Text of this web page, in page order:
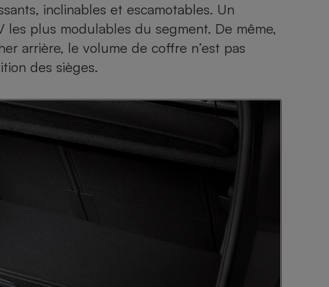
inclinables et escamotables. Un
plus modulables du segment. De même,
arrière, le volume de coffre n’est pas
des sièges.